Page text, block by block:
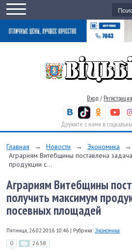
Вход / Регистрация
Дружите с нами в
Главная → Новости → Экономика
→
Аграриям Витебщины поставлена
продукции с...
Аграриям Витебщины
получить максимум
посевных площадей
Пятница, 26.02.2016 10:46 | Рубрика: Экономика
0 2638